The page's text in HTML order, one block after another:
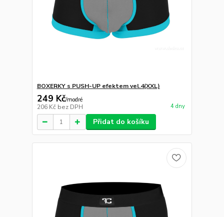
BOXERKY s PUSH-UP efektem vel.4(XXL)
249 Kč/modré
206 Kč bez DPH 4 dny
Přidat do košíku